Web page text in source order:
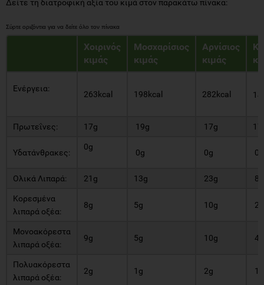
Δείτε τη διατροφική αξία του κιμά στον παρακάτω πίνακα:
Χοιρινός
κιμάς
Μοσχαρίσιος
κιμάς
Αρνίσιος
κιμάς
Ενέργεια:
263kcal 198kcal 282kcal
Πρωτεΐνες: 17g 19g 17g
Υδατάνθρακες:
0g
0g 0g 0g
Ολικά Λιπαρά: 21g 13g 23g 8g
Κορεσμένα
λιπαρά οξέα:
8g 5g 10g 2g
Μονοακόρεστα
λιπαρά οξέα:
9g 5g 10g 4g
Πολυακόρεστα
λιπαρά οξέα:
2g 1g 2g